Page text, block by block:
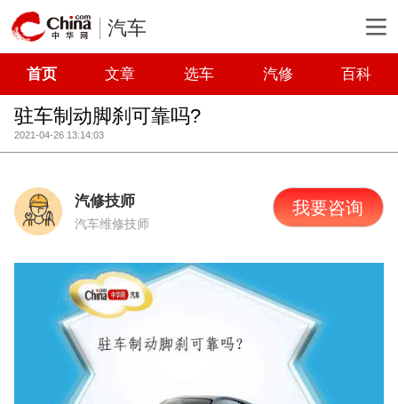
汽车
首页 文章 选车 汽修 百科
驻车制动脚刹可靠吗?
2021-04-26 13:14:03
汽修技师
汽车维修技师
我要咨询